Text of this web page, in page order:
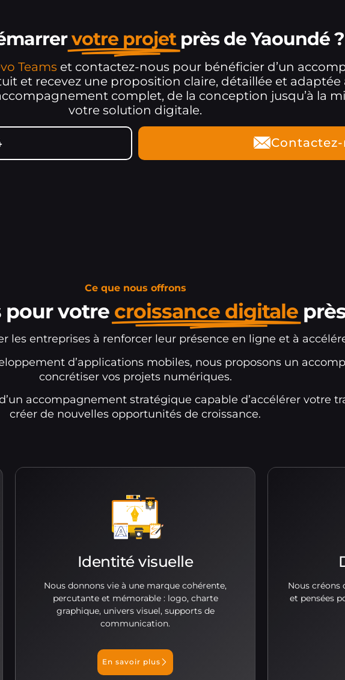
votre projet près de Yaoundé ?
Teams et contactez-nous pour bénéficier d’un
et recevez une proposition claire, détaillée et
complet, de la conception jusqu’à la
votre solution digitale.
Ce que nous offrons
pour votre croissance digitale
les entreprises à renforcer leur présence en ligne et à
d’applications mobiles, nous proposons un
concrétiser vos projets numériques.
accompagnement stratégique capable d’accélérer votre
créer de nouvelles opportunités de croissance.
Identité visuelle
Nous donnons vie à une marque cohérente,
percutante et mémorable : logo, charte
graphique, univers visuel, supports de
communication.
En savoir plus
Nous créons
et pensées